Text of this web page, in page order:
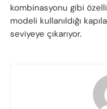
kombinasyonu gibi
modeli kullanıldığı
seviyeye çıkarıyor.